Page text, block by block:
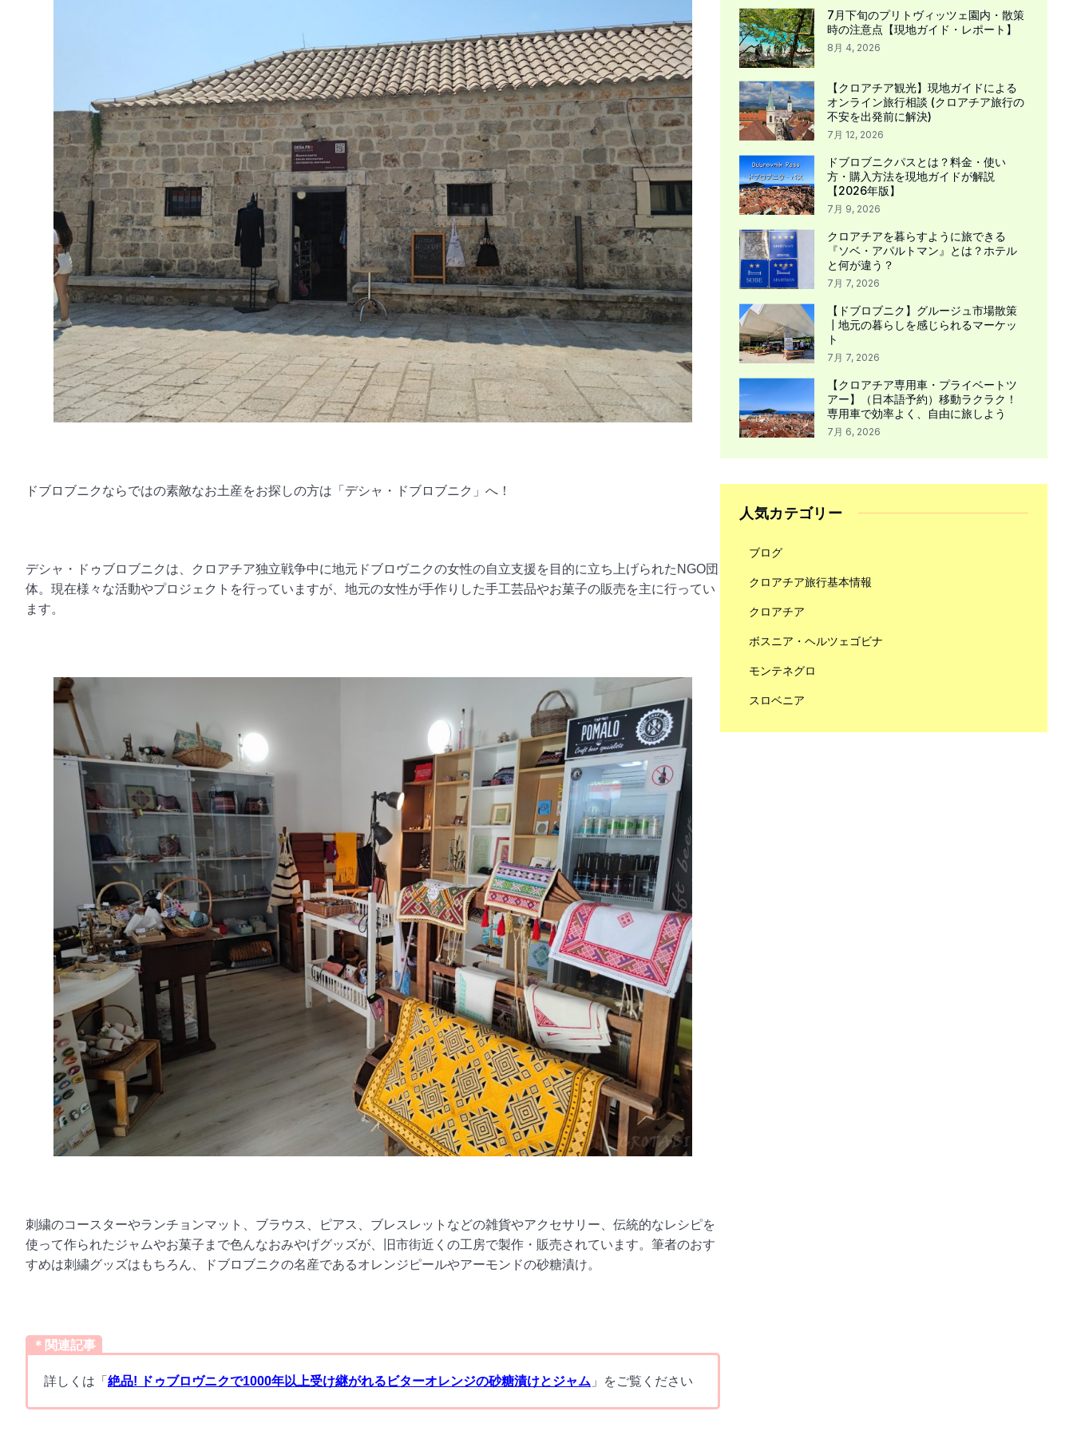
ドブロブニクならではの素敵なお土産をお探しの方は「デシャ・ドブロブニク」へ！
デシャ・ドゥブロブニクは、クロアチア独立戦争中に地元ドブロヴニクの女性の自立支援を目的に立ち上げられたNGO団
体。現在様々な活動やプロジェクトを行っていますが、地元の女性が手作りした手工芸品やお菓子の販売を主に行ってい
ます。
刺繍のコースターやランチョンマット、ブラウス、ピアス、ブレスレットなどの雑貨やアクセサリー、伝統的なレシピを
使って作られたジャムやお菓子まで色んなおみやげグッズが、旧市街近くの工房で製作・販売されています。筆者のおす
すめは刺繍グッズはもちろん、ドブロブニクの名産であるオレンジピールやアーモンドの砂糖漬け。
＊関連記事
詳しくは「 絶品! ドゥブロヴニクで1000年以上受け継がれるビターオレンジの砂糖漬けとジャム 」をご覧ください
7月下旬のプリトヴィッツェ園内・散策
時の注意点【現地ガイド・レポート】
8月 4, 2026
【クロアチア観光】現地ガイドによる
オンライン旅行相談 (クロアチア旅行の
不安を出発前に解決)
7月 12, 2026
ドブロブニクパスとは？料金・使い
方・購入方法を現地ガイドが解説
【2026年版】
7月 9, 2026
クロアチアを暮らすように旅できる
『ソベ・アパルトマン』とは？ホテル
と何が違う？
7月 7, 2026
【ドブロブニク】グルージュ市場散策
┃地元の暮らしを感じられるマーケッ
ト
7月 7, 2026
【クロアチア専用車・プライベートツ
アー】（日本語予約）移動ラクラク！
専用車で効率よく、自由に旅しよう
7月 6, 2026
人気カテゴリー
ブログ
クロアチア旅行基本情報
クロアチア
ボスニア・ヘルツェゴビナ
モンテネグロ
スロベニア